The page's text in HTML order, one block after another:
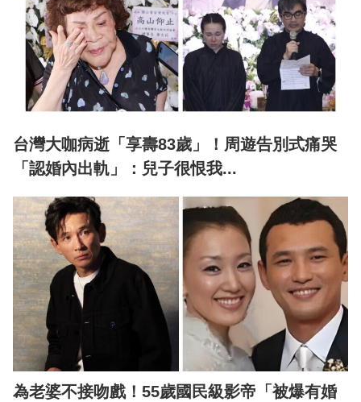
台灣大咖病逝「享壽83歲」！周遊告別式痛哭
「認婚內出軌」：兒子很恨我...
為老婆不接吻戲！55歲國民級影帝「被爆有婚